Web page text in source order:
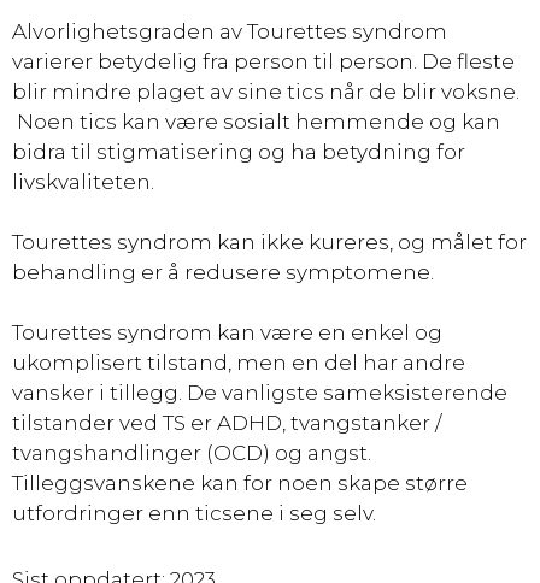
Alvorlighetsgraden av Tourettes syndrom
varierer betydelig fra person til person. De fleste
blir mindre plaget av sine tics når de blir voksne.
Noen tics kan være sosialt hemmende og kan
bidra til stigmatisering og ha betydning for
livskvaliteten.
Tourettes syndrom kan ikke kureres, og målet for
behandling er å redusere symptomene.
Tourettes syndrom kan være en enkel og
ukomplisert tilstand, men en del har andre
vansker i tillegg. De vanligste sameksisterende
tilstander ved TS er ADHD, tvangstanker /
tvangshandlinger (OCD) og angst.
Tilleggsvanskene kan for noen skape større
utfordringer enn ticsene i seg selv.